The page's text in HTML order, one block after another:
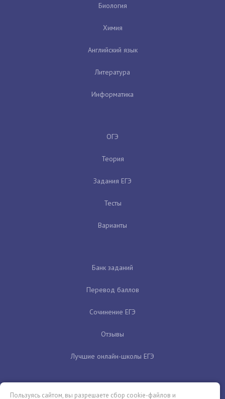
Биология
Химия
Английский язык
Литература
Информатика
ОГЭ
Теория
Задания ЕГЭ
Тесты
Варианты
Банк заданий
Перевод баллов
Сочинение ЕГЭ
Отзывы
Лучшие онлайн-школы ЕГЭ
Пользуясь сайтом, вы разрешаете сбор cookie-файлов и